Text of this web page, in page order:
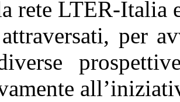
rete LTER-Italia
per